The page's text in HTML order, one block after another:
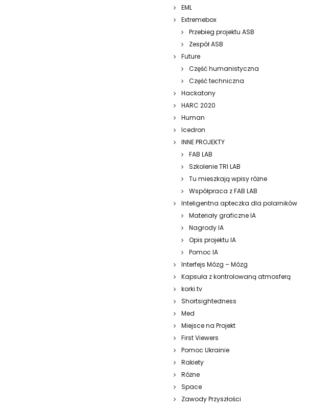
EML
Extremebox
Przebieg projektu ASB
Zespół ASB
Future
Część humanistyczna
Część techniczna
Hackatony
HARC 2020
Human
Icedron
INNE PROJEKTY
FAB LAB
Szkolenie TRI LAB
Tu mieszkają wpisy różne
Współpraca z FAB LAB
Inteligentna apteczka dla polarników
Materiały graficzne IA
Nagrody IA
Opis projektu IA
Pomoc IA
Interfejs Mózg – Mózg
Kapsuła z kontrolowaną atmosferą
korki.tv
Shortsightedness
Med
Miejsce na Projekt
First Viewers
Pomoc Ukrainie
Rakiety
Różne
Space
Zawody Przyszłości